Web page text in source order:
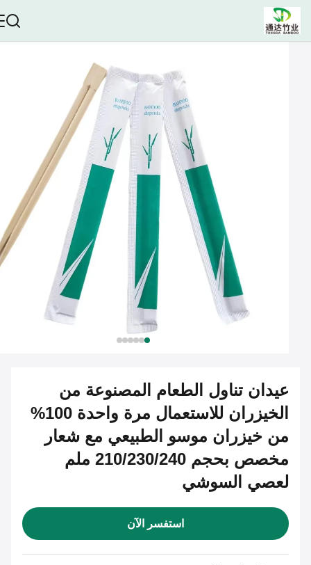
عيدان تناول الطعام المصنوعة من
الخيزران للاستعمال مرة واحدة 100%
من خيزران موسو الطبيعي مع شعار
مخصص بحجم 210/230/240 ملم
لعصي السوشي
استفسر الآن